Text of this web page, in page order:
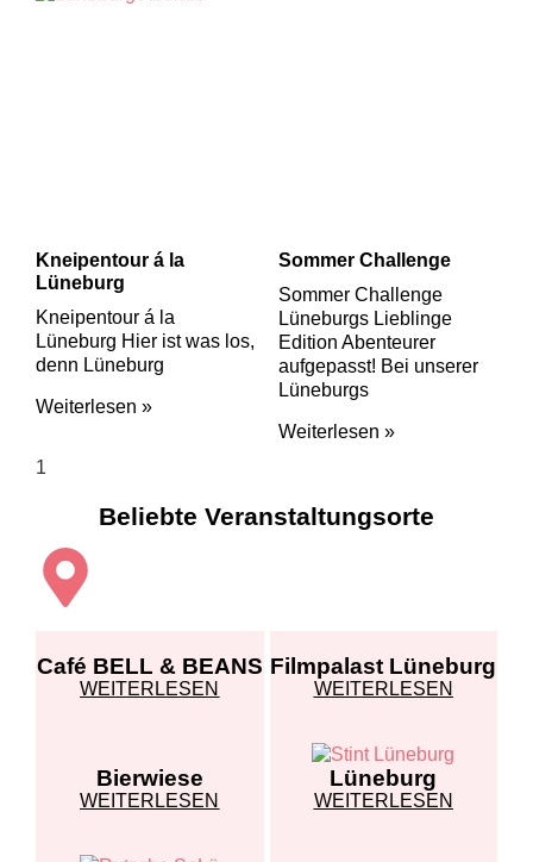
Kneipentour á la
Lüneburg
Kneipentour á la
Lüneburg Hier ist was los,
denn Lüneburg
Weiterlesen »
Sommer Challenge
Sommer Challenge
Lüneburgs Lieblinge
Edition Abenteurer
aufgepasst! Bei unserer
Lüneburgs
Weiterlesen »
Beliebte Veranstaltungsorte
Café BELL & BEANS
WEITERLESEN
Filmpalast Lüneburg
WEITERLESEN
Bierwiese
WEITERLESEN
Lüneburg
WEITERLESEN